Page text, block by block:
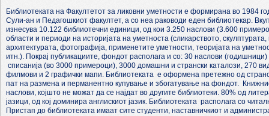
Библиотеката на Факултетот за ликовни уметности е формирана во 1984
Сули-ан и Педагошкиот факултет, а со неа раководи еден библиотекар.
изнесува 10.122 библиотечни единици, од кои 3.250 наслови (3.600
области и периоди на историјата на уметноста (сликарството, скулптурата,
архитектурата, фотографија, применетите уметности, теоријата на
итн.). Покрај публикациите, фондот располага и со: 30 наслови
списанија (во 3000 примероци), 3000 домашни и странски каталози, 270
филмови и 2 графички мапи. Библиотеката е оформена претежно од
пат на размена и перманентно купување и збогатување на фондот.
наслови, којшто не можат да се најдат во другите библиотеки. 80% од
јазици, од кој доминира англискиот јазик. Библиотеката располага со
Пристап до библиотеката имаат сите студенти, наставничкиот и